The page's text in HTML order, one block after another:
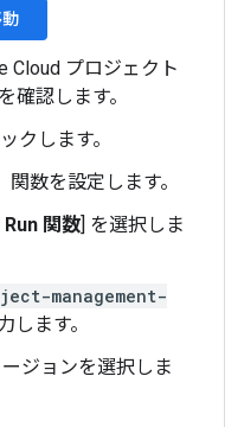
Cloud プロジェクト
確認します。
クします。
関数を設定します。
関数] を選択しま
management-
します。
ジョンを選択しま